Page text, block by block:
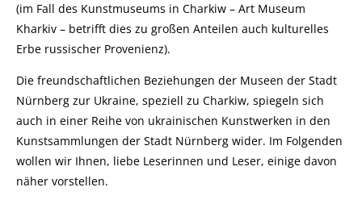
(im Fall des Kunstmuseums in Charkiw – Art Museum
Kharkiv – betrifft dies zu großen Anteilen auch kulturelles
Erbe russischer Provenienz).
Die freundschaftlichen Beziehungen der Museen der Stadt
Nürnberg zur Ukraine, speziell zu Charkiw, spiegeln sich
auch in einer Reihe von ukrainischen Kunstwerken in den
Kunstsammlungen der Stadt Nürnberg wider. Im Folgenden
wollen wir Ihnen, liebe Leserinnen und Leser, einige davon
näher vorstellen.